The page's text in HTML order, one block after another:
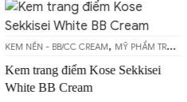
KEM NỀN - BB/CC CREAM, MỸ PHẨM TRANG ĐIỂM
Kem trang điểm Kose Sekkisei
White BB Cream